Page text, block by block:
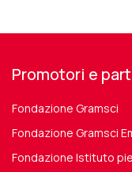
Promotori e
Fondazione Gramsci
Fondazione Gramsci
Fondazione Istituto